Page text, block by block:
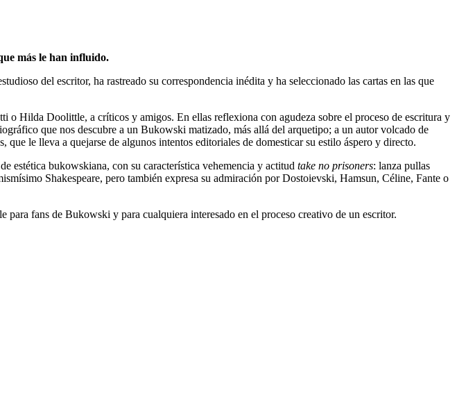
más le han influido.
del escritor, ha rastreado su correspondencia inédita y ha seleccionado las cartas en las que
Hilda Doolittle, a críticos y amigos. En ellas reflexiona con agudeza sobre el proceso de escritura y
que nos descubre a un Bukowski matizado, más allá del arquetipo; a un autor volcado de
le lleva a quejarse de algunos intentos editoriales de domesticar su estilo áspero y directo.
estética bukowskiana, con su característica vehemencia y actitud take no prisoners: lanza pullas
Shakespeare, pero también expresa su admiración por Dostoievski, Hamsun, Céline, Fante o
fans de Bukowski y para cualquiera interesado en el proceso creativo de un escritor.